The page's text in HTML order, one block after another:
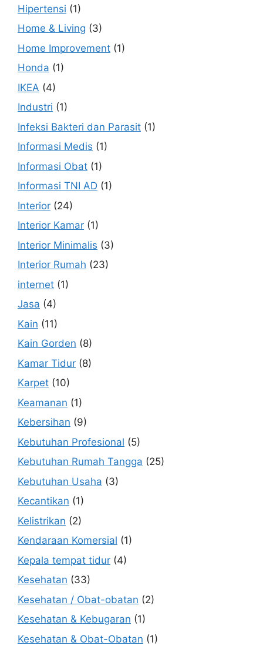
Hipertensi (1)
Home & Living (3)
Home Improvement (1)
Honda (1)
IKEA (4)
Industri (1)
Infeksi Bakteri dan Parasit (1)
Informasi Medis (1)
Informasi Obat (1)
Informasi TNI AD (1)
Interior (24)
Interior Kamar (1)
Interior Minimalis (3)
Interior Rumah (23)
internet (1)
Jasa (4)
Kain (11)
Kain Gorden (8)
Kamar Tidur (8)
Karpet (10)
Keamanan (1)
Kebersihan (9)
Kebutuhan Profesional (5)
Kebutuhan Rumah Tangga (25)
Kebutuhan Usaha (3)
Kecantikan (1)
Kelistrikan (2)
Kendaraan Komersial (1)
Kepala tempat tidur (4)
Kesehatan (33)
Kesehatan / Obat-obatan (2)
Kesehatan & Kebugaran (1)
Kesehatan & Obat-Obatan (1)